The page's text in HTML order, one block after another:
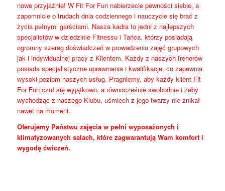
nowe przyjaźnie! W Fit For Fun nabierzecie pewności siebie, a
zapomnicie o trudach dnia codziennego i nauczycie się brać z
życia pełnymi garściami. Nasza kadra to jedni z najlepszych
specjalistów w dziedzinie Fitnessu i Tańca, którzy posiadają
ogromny szereg doświadczeń w prowadzeniu zajęć grupowych
jak i indywidualnej pracy z Klientem. Każdy z naszych trenerów
posiada specjalistyczne uprawnienia i kwalifikacje, co zapewnia
wysoki poziom naszych usług. Pragniemy, aby każdy klient Fit
For Fun czuł się wyjątkowo, a równocześnie swobodnie i żeby
wychodząc z naszego Klubu, uśmiech z jego twarzy nie znikał
nawet na moment.
Oferujemy Państwu zajęcia w pełni wyposażonych i
klimatyzowanych salach, które zagwarantują Wam komfort i
wygodę ćwiczeń.